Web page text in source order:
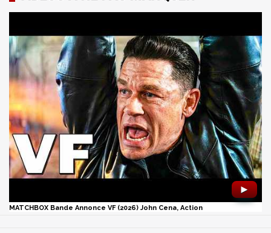
►
MATCHBOX Bande Annonce VF (2026) John Cena, Action